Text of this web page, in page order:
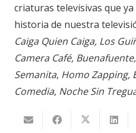
criaturas televisivas que
historia de nuestra
Caiga Quien Caiga, Los
Camera Café,
Semanita, Homo Zapping,
Comedia, Noche Sin